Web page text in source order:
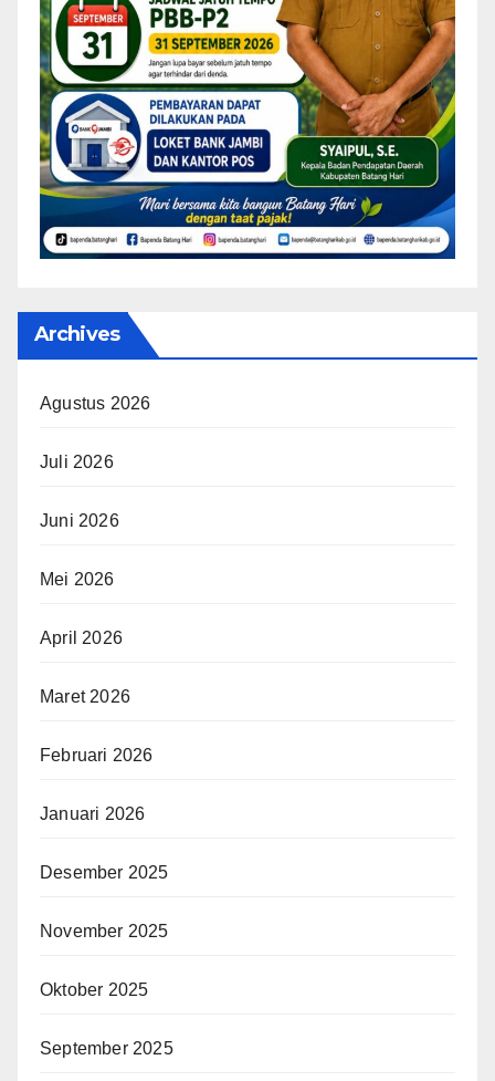
Archives
Agustus 2026
Juli 2026
Juni 2026
Mei 2026
April 2026
Maret 2026
Februari 2026
Januari 2026
Desember 2025
November 2025
Oktober 2025
September 2025